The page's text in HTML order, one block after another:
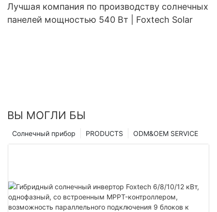
Лучшая компания по производству солнечных
панелей мощностью 540 Вт | Foxtech Solar
ВЫ МОГЛИ БЫ
ODM&OEM SERVICE
PRODUCTS
Солнечный прибор